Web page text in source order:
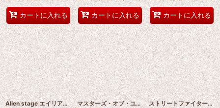
カートに入れる カートに入れる カートに入れる
Alien stage エイリアン・ステージ アナート芸術高等学校 女性用制服 コスプレ衣装 オーダーメイド可能 abccos製 「受注生産」 マスターズ・オブ・ユニバース（Masters of the Universe）悪の帝王 Skeletor (すけるたー) コスプレ衣装 abccos製「受注生産」 ストリートファイター6 Street Fighter6 イングリッド Ingrid コスプレ衣装 abccos製「受注生産」